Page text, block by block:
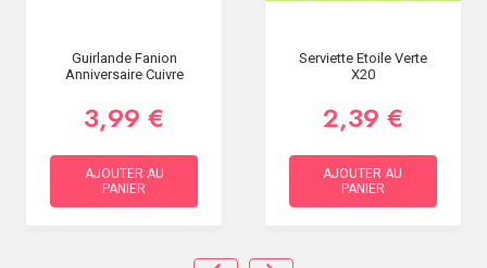
Guirlande Fanion
Anniversaire Cuivre
3,99 €
AJOUTER AU
PANIER
Serviette Etoile Verte
X20
2,39 €
AJOUTER AU
PANIER